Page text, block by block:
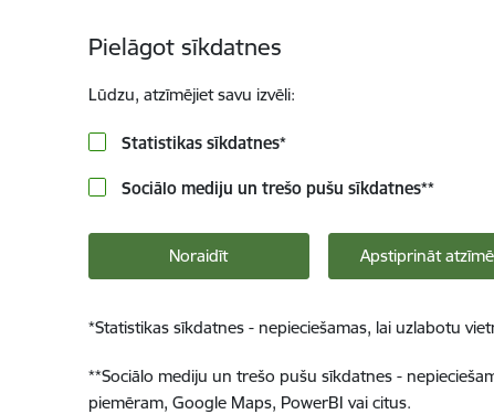
Pielāgot sīkdatnes
Lūdzu, atzīmējiet savu izvēli:
Statistikas sīkdatnes*
Sociālo mediju un trešo pušu sīkdatnes**
Noraidīt Apstiprināt
*Statistikas sīkdatnes - nepieciešamas, lai uzlabotu
**Sociālo mediju un trešo pušu sīkdatnes -
piemēram, Google Maps, PowerBI vai citus.